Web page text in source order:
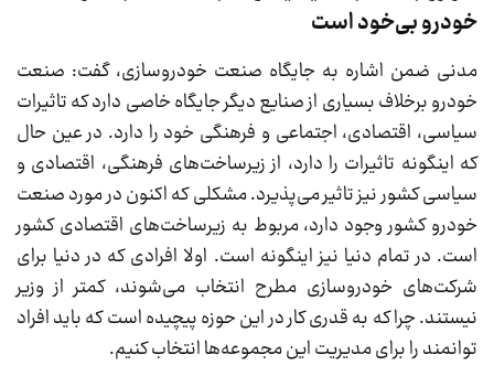
خودرو بی‌خود است
مدنی ضمن اشاره به جایگاه صنعت خودروسازی، گفت: صنعت
خودرو برخلاف بسیاری از صنایع دیگر جایگاه خاصی دارد که تاثیرات
سیاسی، اقتصادی، اجتماعی و فرهنگی خود را دارد. در عین حال
که اینگونه تاثیرات را دارد، از زیرساخت‌های فرهنگی، اقتصادی و
سیاسی کشور نیز تاثیر می‌پذیرد. مشکلی که اکنون در مورد صنعت
خودرو کشور وجود دارد، مربوط به زیرساخت‌های اقتصادی کشور
است. در تمام دنیا نیز اینگونه است. اولا افرادی که در دنیا برای
شرکت‌های خودروسازی مطرح انتخاب می‌شوند، کمتر از وزیر
نیستند. چرا که به قدری کار در این حوزه پیچیده است که باید افراد
توانمند را برای مدیریت این مجموعه‌ها انتخاب کنیم.